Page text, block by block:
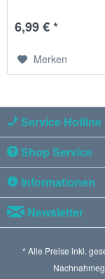
6,99 € *
Merken
Service Hotline
Shop Service
Informationen
Newsletter
* Alle Preise inkl.